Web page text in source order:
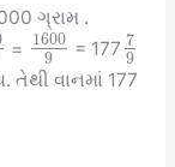
ગ્રામ .
=
1600
9
= 177 7
9
તેથી વાનમાં 177